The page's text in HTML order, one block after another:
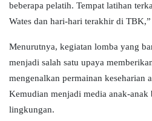
beberapa pelatih. Tempat latihan
Wates dan hari-hari terakhir di
Menurutnya, kegiatan lomba yang
menjadi salah satu upaya
mengenalkan permainan keseharian
Kemudian menjadi media anak-anak
lingkungan.